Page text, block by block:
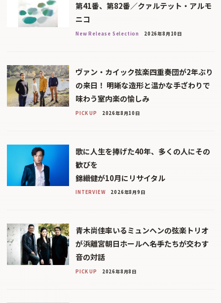
第41番、第82番／クァルテット・アルモ
ニコ
New Release Selection 2026年8月10日
ヴァン・カイック弦楽四重奏団が2年ぶり
の来日！ 明晰な造形と温かな手ざわりで
味わう室内楽の愉しみ
PICK UP 2026年8月10日
歌に人生を捧げた40年、多くの人にその
歓びを
錦織健が10月にリサイタル
INTERVIEW 2026年8月9日
青木尚佳率いるミュンヘンの弦楽トリオ
が浜離宮朝日ホールへ――名手たちが交わす
音の対話
PICK UP 2026年8月8日